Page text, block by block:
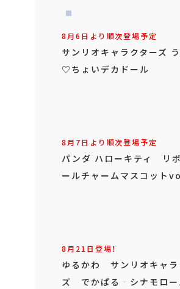
8月6日より順次登場予定
サンリオキャラクターズ
♡ちょいデカドール
8月7日より順次登場予定
パンダ ハローキティ リ
ールチャームマスコット
8月21日登場！
ゆるかわ サンリオキャラ
ズ でかぱる‐シナモロー